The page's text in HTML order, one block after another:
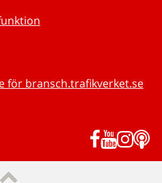
för bransch.trafikverket.se
Facebook
YouTube